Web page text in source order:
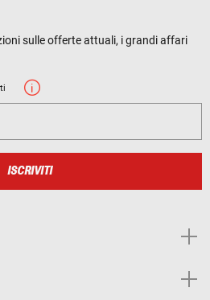
sulle offerte attuali, i grandi affari
ISCRIVITI